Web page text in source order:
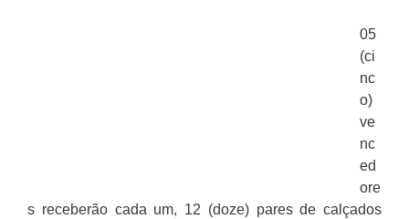
05
(ci
nc
o)
ve
nc
ed
ore
s receberão cada um, 12 (doze) pares de calçados